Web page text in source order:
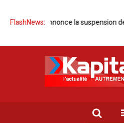
FlashNews:
Tunisie annonce la suspension de